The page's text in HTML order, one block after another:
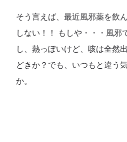
そう言えば、最近風邪薬を飲
しない！！ もしや・・・風邪
し、熱っぽいけど、咳は全然
どきか？でも、いつもと違う
か。